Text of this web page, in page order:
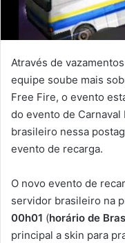
Através de
equipe soube mais
Free Fire, o evento
do evento de
brasileiro nessa
evento de recarga.
O novo evento de
servidor brasileiro na
00h01 (horário de
principal a skin para